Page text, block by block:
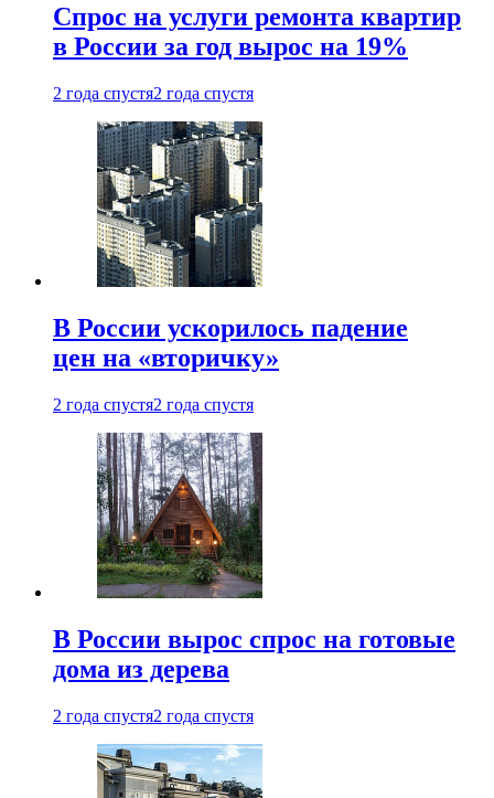
Спрос на услуги ремонта квартир
в России за год вырос на 19%
2 года спустя2 года спустя
В России ускорилось падение
цен на «вторичку»
2 года спустя2 года спустя
В России вырос спрос на готовые
дома из дерева
2 года спустя2 года спустя